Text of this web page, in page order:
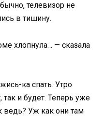
телевизор не
в тишину.
хлопнула… — сказала
ка спать. Утро
и будет. Теперь уже
ведь? Уж как они там